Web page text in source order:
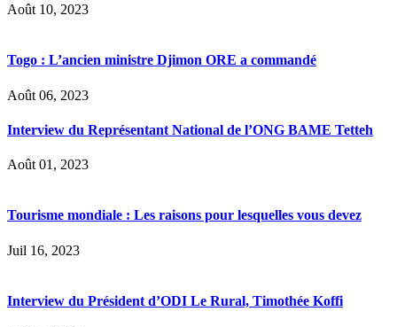
Août 10, 2023
Togo : L’ancien ministre Djimon ORE a commandé
Août 06, 2023
Interview du Représentant National de l’ONG BAME Tetteh
Août 01, 2023
Tourisme mondiale : Les raisons pour lesquelles vous devez
Juil 16, 2023
Interview du Président d’ODI Le Rural, Timothée Koffi